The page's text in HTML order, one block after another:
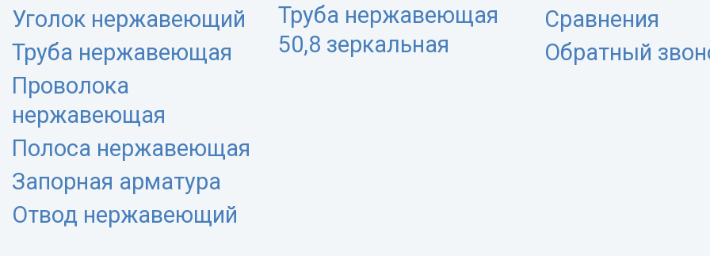
Уголок нержавеющий
Труба нержавеющая
Проволока
нержавеющая
Полоса нержавеющая
Запорная арматура
Отвод нержавеющий
Труба нержавеющая
50,8 зеркальная
Сравнения
Обратный